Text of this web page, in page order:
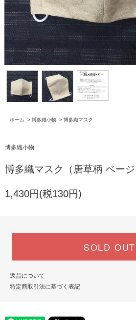
ホーム > 博多織小物 > 博多織マスク
博多織小物
博多織マスク（唐草柄 ベージ
1,430円(税130円)
SOLD OUT
返品について
特定商取引法に基づく表記